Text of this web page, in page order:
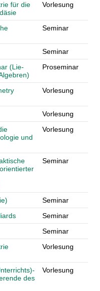
für die
Vorlesung
Seminar
Seminar
(Lie-
Proseminar
Vorlesung
Vorlesung
und
Vorlesung
Seminar
Seminar
Seminar
Seminar
Vorlesung
des
Vorlesung